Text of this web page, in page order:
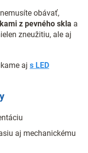
obávať,
z pevného skla a
zneužitiu, ale aj
aj s LED
aj mechanickému